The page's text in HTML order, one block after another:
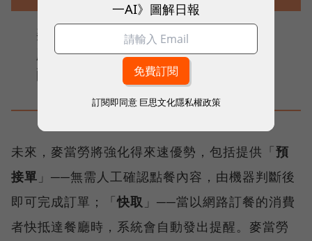
麥當勞是全球最大「免下車」餐飲品
牌，在約4萬間餐廳中，有2.5萬間餐廳
配有得來速車道。
未來，麥當勞將強化得來速優勢，包括提供「預
接單 」──無需人工確認點餐內容，由機器判斷後
即可完成訂單；「快取 」──當以網路訂餐的消費
者快抵達餐廳時，系統會自動發出提醒。麥當勞
一AI》圖解日報
訂閱即同意 巨思文化隱私權政策